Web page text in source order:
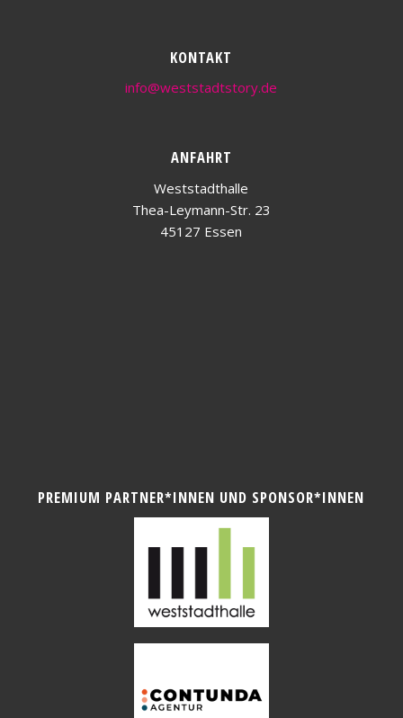
KONTAKT
info@weststadtstory.de
ANFAHRT
Weststadthalle
Thea-Leymann-Str. 23
45127 Essen
PREMIUM PARTNER*INNEN UND SPONSOR*INNEN